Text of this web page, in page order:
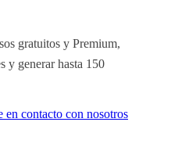
gratuitos y Premium,
y generar hasta 150
en contacto con nosotros